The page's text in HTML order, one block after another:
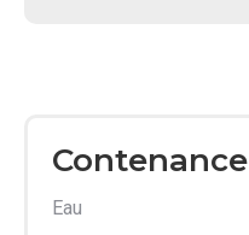
Contenance
Eau